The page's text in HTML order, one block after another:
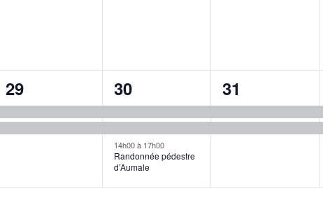
2
évènements,
29
3
évènements,
30
14h00à 17h00
Randonnée pédestre
d’Aumale
2
évènements,
31